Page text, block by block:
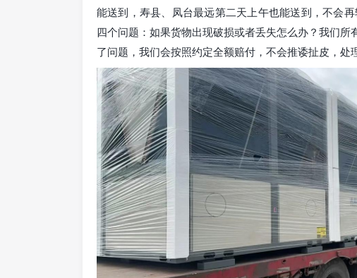
能送到，寿县、凤台最远第二天上午也能送到，不会
四个问题：如果货物出现破损或者丢失怎么办？我们
了问题，我们会按照约定全额赔付，不会推诿扯皮，处